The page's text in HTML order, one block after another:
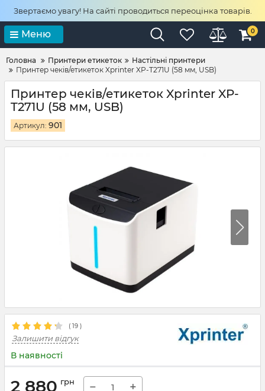
Звертаємо увагу! На сайті проводиться переоцінка товарів.
Меню 0
Головна Принтери етикеток
Настільні принтери
Принтер чеків/етикеток Xprinter XP-T271U (58 мм, USB)
Принтер чеків/етикеток Xprinter XP-
T271U (58 мм, USB)
Артикул: 901
( 19 )
Залишити відгук
В наявності
2 880 грн − +